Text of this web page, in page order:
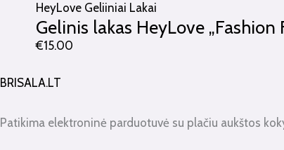
HeyLove Geliiniai Lakai
Gelinis lakas HeyLove „Fashion
€15.00
BRISALA.LT
Patikima elektroninė parduotuvė su plačiu aukštos